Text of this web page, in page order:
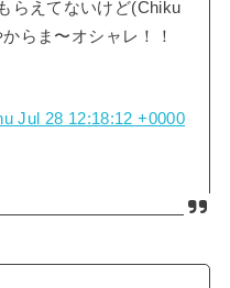
らえてないけど(Chiku
らま〜オシャレ！！
Jul 28 12:18:12 +0000